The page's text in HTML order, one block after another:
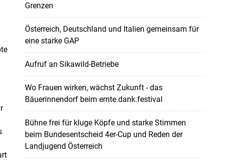
Grenzen
Österreich, Deutschland und Italien gemeinsam für
eine starke GAP
Aufruf an Sikawild-Betriebe
Wo Frauen wirken, wächst Zukunft - das
Bäuerinnendorf beim ernte.dank.festival
Bühne frei für kluge Köpfe und starke Stimmen
beim Bundesentscheid 4er-Cup und Reden der
Landjugend Österreich